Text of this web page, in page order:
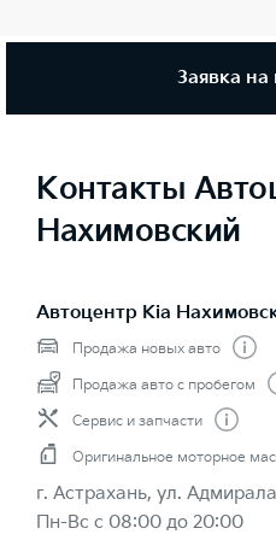
Заявка на
Контакты
Нахимовский
Автоцентр Kia
Продажа новых авто
Продажа авто с пробегом
Сервис и запчасти
Оригинальное моторное
г. Астрахань, ул.
Пн-Вс с 08:00 до 20:00